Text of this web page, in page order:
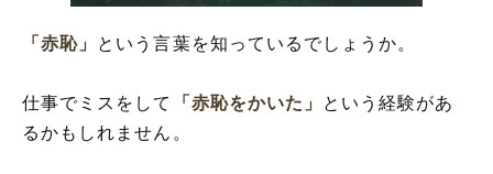
「赤恥」 という言葉を知っているでしょうか。
仕事でミスをして 「赤恥をかいた」
という経験があ
るかもしれません。